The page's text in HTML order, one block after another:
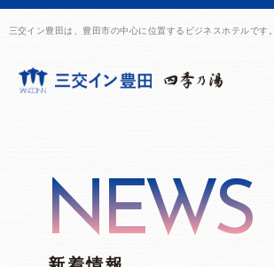
三交イン豊田は、豊田市の中心に位置するビジネスホテルです。
NEWS